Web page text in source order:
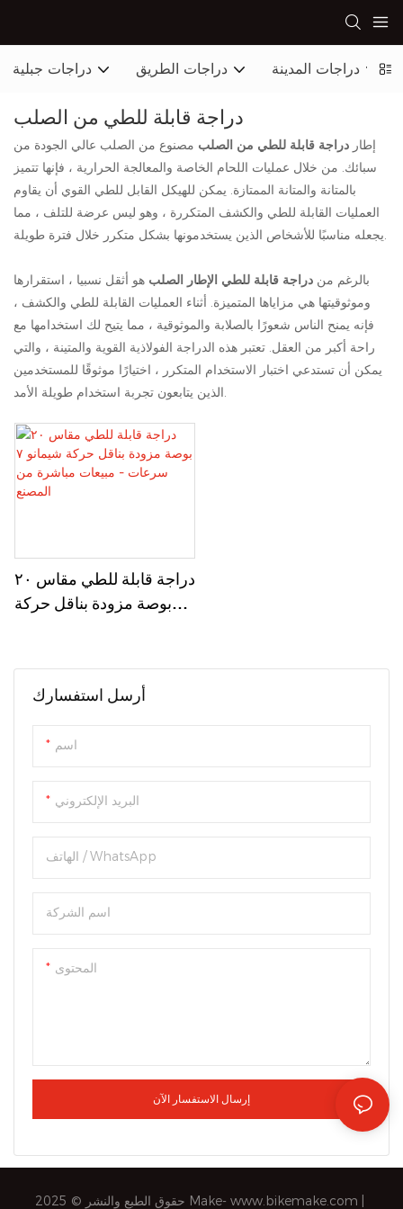
دراجات جبلية دراجات الطريق دراجات المدينة
دراجة قابلة للطي من الصلب
إطار دراجة قابلة للطي من الصلب مصنوع من الصلب عالي الجودة من
سبائك. من خلال عمليات اللحام الخاصة والمعالجة الحرارية ، فإنها تتميز
بالمتانة والمتانة الممتازة. يمكن للهيكل القابل للطي القوي أن يقاوم
العمليات القابلة للطي والكشف المتكررة ، وهو ليس عرضة للتلف ، مما
يجعله مناسبًا للأشخاص الذين يستخدمونها بشكل متكرر خلال فترة طويلة.
بالرغم من دراجة قابلة للطي الإطار الصلب هو أثقل نسبيا ، استقرارها
وموثوقيتها هي مزاياها المتميزة. أثناء العمليات القابلة للطي والكشف ،
فإنه يمنح الناس شعورًا بالصلابة والموثوقية ، مما يتيح لك استخدامها مع
راحة أكبر من العقل. تعتبر هذه الدراجة الفولاذية القوية والمتينة ، والتي
يمكن أن تستدعي اختبار الاستخدام المتكرر ، اختيارًا موثوقًا للمستخدمين
الذين يتابعون تجربة استخدام طويلة الأمد.
أرسل استفسارك
اسم
البريد الإلكتروني
الهاتف / WhatsApp
اسم الشركة
المحتوى
إرسال الاستفسار الآن
دراجة قابلة للطي مقاس ٢٠
بوصة مزودة بناقل حركة
حقوق الطبع والنشر © 2025 Make- www.bikemake.com